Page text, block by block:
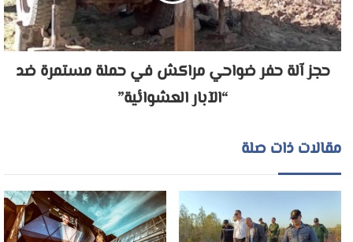
حجز آلة حفر ضواحي مراكش في حملة مستمرة ضد
“الآبار العشوائية”
مقالات ذات صلة